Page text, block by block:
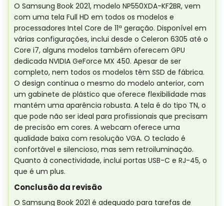
O Samsung Book 2021, modelo NP550XDA-KF2BR, vem
com uma tela Full HD em todos os modelos e
processadores Intel Core de 11ª geração. Disponível em
várias configurações, inclui desde o Celeron 6305 até o
Core i7, alguns modelos também oferecem GPU
dedicada NVIDIA GeForce MX 450. Apesar de ser
completo, nem todos os modelos têm SSD de fábrica.
O design continua o mesmo do modelo anterior, com
um gabinete de plástico que oferece flexibilidade mas
mantém uma aparência robusta. A tela é do tipo TN, o
que pode não ser ideal para profissionais que precisam
de precisão em cores. A webcam oferece uma
qualidade baixa com resolução VGA. O teclado é
confortável e silencioso, mas sem retroiluminação.
Quanto à conectividade, inclui portas USB-C e RJ-45, o
que é um plus.
Conclusão da revisão
O Samsung Book 2021 é adequado para tarefas de